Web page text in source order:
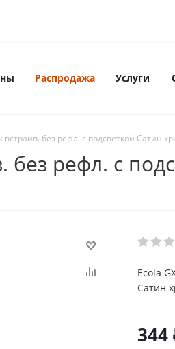
Распродажа Услуги
встраив. без рефл. с подсветкой Сатин
без рефл. с
Ecola
Сатин
344